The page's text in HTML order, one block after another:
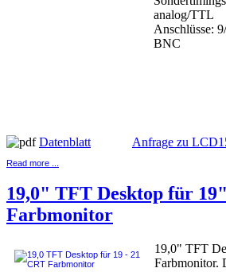
analog/TTL
Anschlüsse:
BNC
Datenblatt Anfrage zu
Read more ...
19,0" TFT Desktop für
Farbmonitor
19,0" TFT
Farbmonitor.